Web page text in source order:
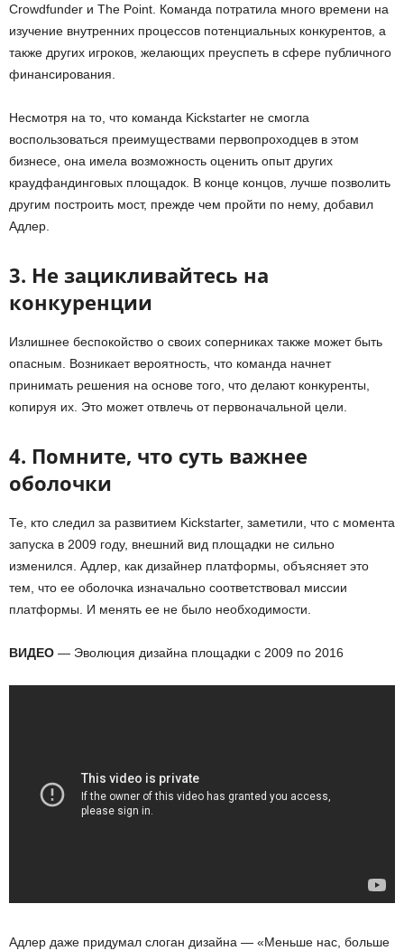
Crowdfunder и The Point. Команда потратила много времени на
изучение внутренних процессов потенциальных конкурентов, а
также других игроков, желающих преуспеть в сфере публичного
финансирования.
Несмотря на то, что команда Kickstarter не смогла
воспользоваться преимуществами первопроходцев в этом
бизнесе, она имела возможность оценить опыт других
краудфандинговых площадок. В конце концов, лучше позволить
другим построить мост, прежде чем пройти по нему, добавил
Адлер.
3. Не зацикливайтесь на
конкуренции
Излишнее беспокойство о своих соперниках также может быть
опасным. Возникает вероятность, что команда начнет
принимать решения на основе того, что делают конкуренты,
копируя их. Это может отвлечь от первоначальной цели.
4. Помните, что суть важнее
оболочки
Те, кто следил за развитием Kickstarter, заметили, что с момента
запуска в 2009 году, внешний вид площадки не сильно
изменился. Адлер, как дизайнер платформы, объясняет это
тем, что ее оболочка изначально соответствовал миссии
платформы. И менять ее не было необходимости.
ВИДЕО — Эволюция дизайна площадки с 2009 по 2016
Адлер даже придумал слоган дизайна — «Меньше нас, больше